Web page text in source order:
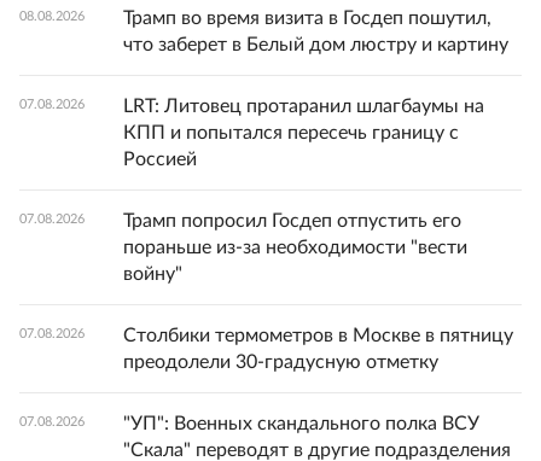
08.08.2026
Трамп во время визита в Госдеп пошутил,
что заберет в Белый дом люстру и картину
07.08.2026
LRT: Литовец протаранил шлагбаумы на
КПП и попытался пересечь границу с
Россией
07.08.2026
Трамп попросил Госдеп отпустить его
пораньше из-за необходимости "вести
войну"
07.08.2026
Столбики термометров в Москве в пятницу
преодолели 30-градусную отметку
07.08.2026
"УП": Военных скандального полка ВСУ
"Скала" переводят в другие подразделения